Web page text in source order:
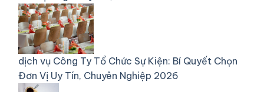
dịch vụ Công Ty Tổ Chức Sự Kiện: Bí Quyết Chọn
Đơn Vị Uy Tín, Chuyên Nghiệp 2026